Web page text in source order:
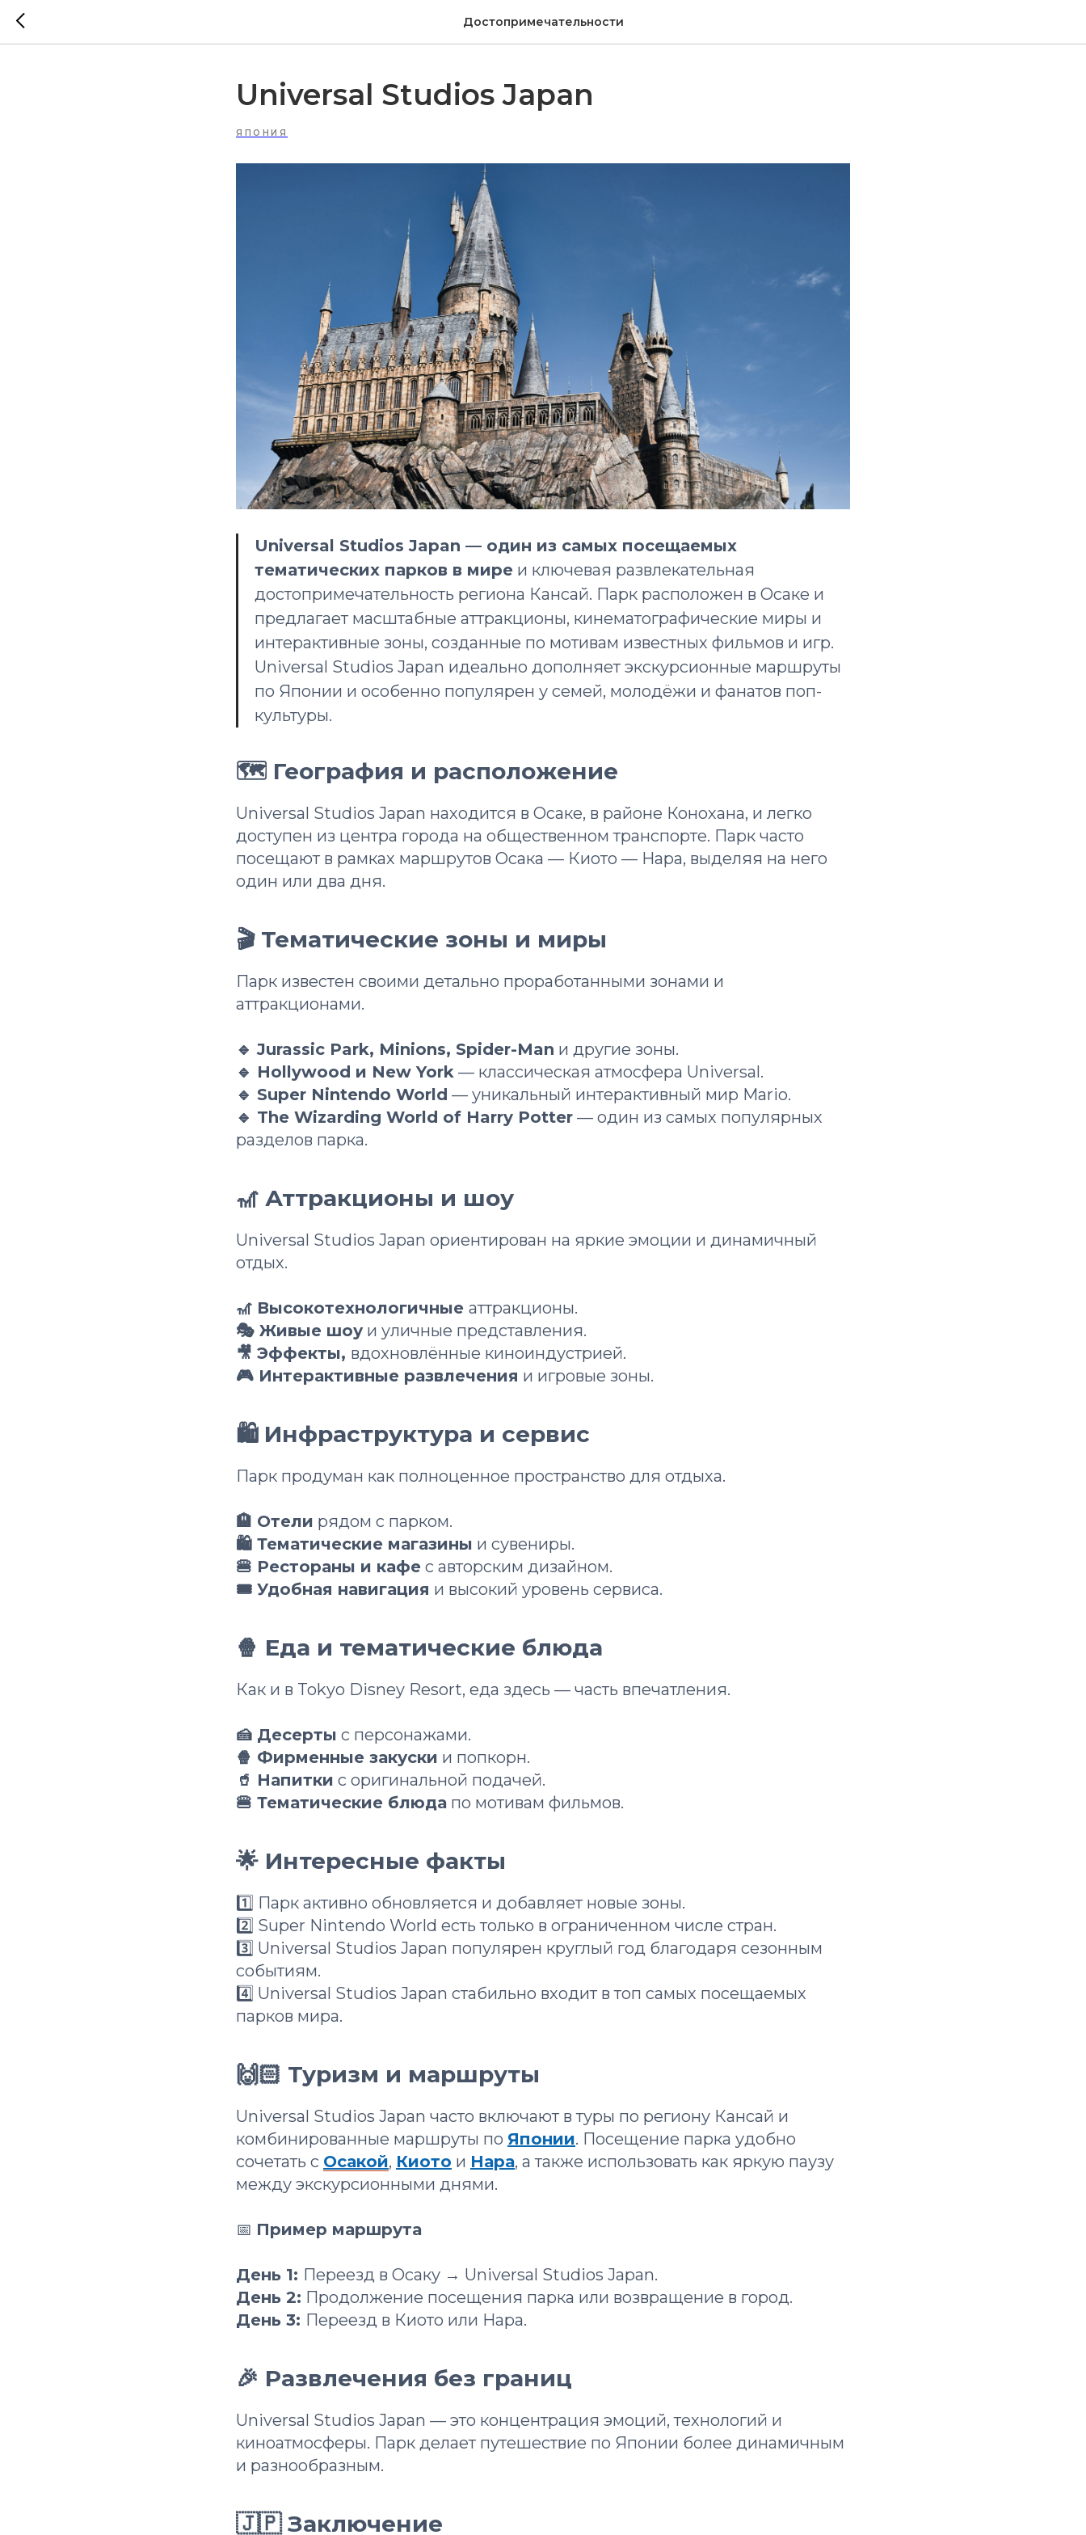
Достопримечательности
Universal Studios Japan
ЯПОНИЯ
Universal Studios Japan — один из самых посещаемых
тематических парков в мире и ключевая развлекательная
достопримечательность региона Кансай. Парк расположен в Осаке и
предлагает масштабные аттракционы, кинематографические миры и
интерактивные зоны, созданные по мотивам известных фильмов и игр.
Universal Studios Japan идеально дополняет экскурсионные маршруты
по Японии и особенно популярен у семей, молодёжи и фанатов поп-
культуры.
🗺 География и расположение
Universal Studios Japan находится в Осаке, в районе Конохана, и легко
доступен из центра города на общественном транспорте. Парк часто
посещают в рамках маршрутов Осака — Киото — Нара, выделяя на него
один или два дня.
🎬 Тематические зоны и миры
Парк известен своими детально проработанными зонами и
аттракционами.
🔹 Jurassic Park, Minions, Spider-Man и другие зоны.
🔹 Hollywood и New York — классическая атмосфера Universal.
🔹 Super Nintendo World — уникальный интерактивный мир Mario.
🔹 The Wizarding World of Harry Potter — один из самых популярных
разделов парка.
🎢 Аттракционы и шоу
Universal Studios Japan ориентирован на яркие эмоции и динамичный
отдых.
🎢 Высокотехнологичные аттракционы.
🎭 Живые шоу и уличные представления.
🎥 Эффекты, вдохновлённые киноиндустрией.
🎮 Интерактивные развлечения и игровые зоны.
🛍 Инфраструктура и сервис
Парк продуман как полноценное пространство для отдыха.
🏨 Отели рядом с парком.
🛍 Тематические магазины и сувениры.
🍔 Рестораны и кафе с авторским дизайном.
🎟 Удобная навигация и высокий уровень сервиса.
🍿 Еда и тематические блюда
Как и в Tokyo Disney Resort, еда здесь — часть впечатления.
🍰 Десерты с персонажами.
🍿 Фирменные закуски и попкорн.
🥤 Напитки с оригинальной подачей.
🍔 Тематические блюда по мотивам фильмов.
🌟 Интересные факты
1️⃣ Парк активно обновляется и добавляет новые зоны.
2️⃣ Super Nintendo World есть только в ограниченном числе стран.
3️⃣ Universal Studios Japan популярен круглый год благодаря сезонным
событиям.
4️⃣ Universal Studios Japan стабильно входит в топ самых посещаемых
парков мира.
🙌🏻 Туризм и маршруты
Universal Studios Japan часто включают в туры по региону Кансай и
комбинированные маршруты по Японии. Посещение парка удобно
сочетать с Осакой, Киото и Нара, а также использовать как яркую паузу
между экскурсионными днями.
📅 Пример маршрута
День 1: Переезд в Осаку → Universal Studios Japan.
День 2: Продолжение посещения парка или возвращение в город.
День 3: Переезд в Киото или Нара.
🎉 Развлечения без границ
Universal Studios Japan — это концентрация эмоций, технологий и
киноатмосферы. Парк делает путешествие по Японии более динамичным
и разнообразным.
🇯🇵 Заключение